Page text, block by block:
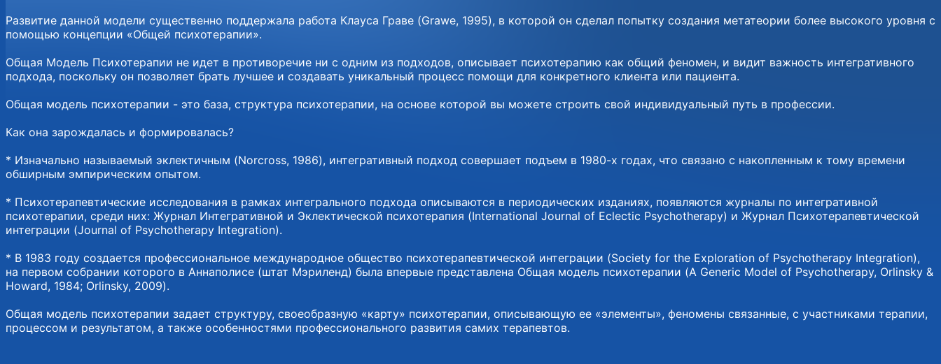
Развитие данной модели существенно поддержала работа Клауса Граве (Grawe, 1995), в которой он сделал попытку создания метатеории более высокого уровня с
помощью концепции «Общей психотерапии».
Общая Модель Психотерапии не идет в противоречие ни с одним из подходов, описывает психотерапию как общий феномен, и видит важность интегративного
подхода, поскольку он позволяет брать лучшее и создавать уникальный процесс помощи для конкретного клиента или пациента.
Общая модель психотерапии - это база, структура психотерапии, на основе которой вы можете строить свой индивидуальный путь в профессии.
Как она з арождалась и формировалась?
* Изначально называемый эклектичным (Norcross, 1986), интегративный подход совершает подъем в 1980-х годах, что связано с накопленным к тому времени
обширным эмпирическим опытом.
* Психотерапевтические исследования в рамках интегрального подхода описываются в периодических изданиях, появляются журналы по интегративной
психотерапии, среди них: Журнал Интегративной и Эклектической психотерапия (International Journal of Eclectic Psychotherapy) и Журнал Психотерапевтической
интеграции (Journal of Psychotherapy Integration).
* В 1983 году создается профессиональное международное общество психотерапевтической интеграции (Society for the Exploration of Psychotherapy Integration),
на первом собрании которого в Аннаполисе (штат Мэриленд) была впервые представлена Общая модель психотерапии (A Generic Model of Psychotherapy, Orlinsky &
Howard, 1984; Orlinsky, 2009).
Общая модель психотерапии задает структуру, своеобразную «карту» психотерапии, описывающую ее «элементы», феномены связанные, с участниками терапии,
процессом и результатом, а также особенностями профессионального развития самих терапевтов.